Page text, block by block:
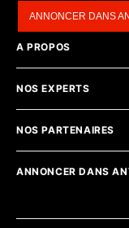
ANNONCER DANS
A PROPOS
NOS EXPERTS
NOS PARTENAIRES
ANNONCER DANS